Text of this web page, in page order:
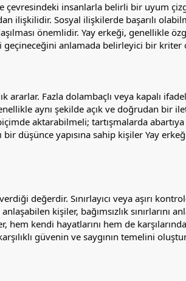
çevresindeki insanlarla belirli bir uyum
ilişkilidir. Sosyal ilişkilerde başarılı
önemlidir. Yay erkeği, genellikle
anlamada belirleyici bir kriter
ararlar. Fazla dolambaçlı veya kapalı
aynı şekilde açık ve doğrudan bir
aktarabilmeli; tartışmalarda
düşünce yapısına sahip kişiler Yay
değerdir. Sınırlayıcı veya aşırı
kişiler, bağımsızlık sınırlarını
kendi hayatlarını hem de
güvenin ve saygının temelini